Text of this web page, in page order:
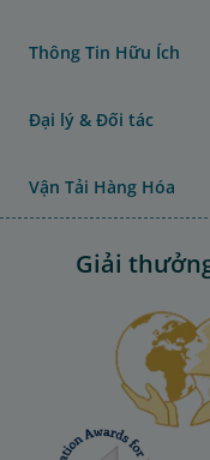
Thông Tin Hữu Ích
Đại lý & Đối tác
Vận Tải Hàng Hóa
Giải